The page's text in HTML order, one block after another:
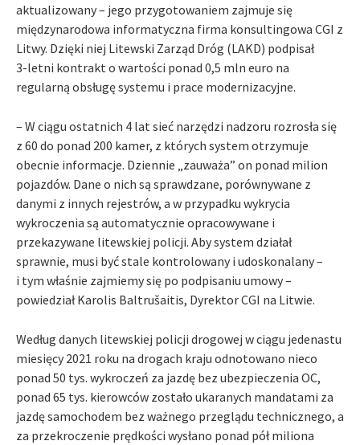
aktualizowany – jego przygotowaniem zajmuje się
międzynarodowa informatyczna firma konsultingowa CGI z
Litwy. Dzięki niej Litewski Zarząd Dróg (LAKD) podpisał
3-letni kontrakt o wartości ponad 0,5 mln euro na
regularną obsługę systemu i prace modernizacyjne.
– W ciągu ostatnich 4 lat sieć narzędzi nadzoru rozrosła się
z 60 do ponad 200 kamer, z których system otrzymuje
obecnie informacje. Dziennie „zauważa” on ponad milion
pojazdów. Dane o nich są sprawdzane, porównywane z
danymi z innych rejestrów, a w przypadku wykrycia
wykroczenia są automatycznie opracowywane i
przekazywane litewskiej policji. Aby system działał
sprawnie, musi być stale kontrolowany i udoskonalany –
i tym właśnie zajmiemy się po podpisaniu umowy –
powiedział Karolis Baltrušaitis, Dyrektor CGI na Litwie.
Według danych litewskiej policji drogowej w ciągu jedenastu
miesięcy 2021 roku na drogach kraju odnotowano nieco
ponad 50 tys. wykroczeń za jazdę bez ubezpieczenia OC,
ponad 65 tys. kierowców zostało ukaranych mandatami za
jazdę samochodem bez ważnego przeglądu technicznego, a
za przekroczenie prędkości wysłano ponad pół miliona